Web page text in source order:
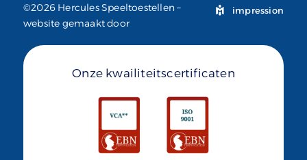
©2026 Hercules Speeltoestellen –
website gemaakt door
impression
Onze kwailiteitscertificaten